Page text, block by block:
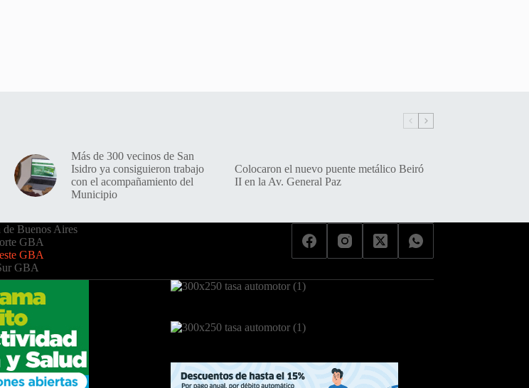
Más de 300 vecinos de San
Isidro ya consiguieron trabajo
con el acompañamiento del
Municipio
Colocaron el nuevo puente metálico Beiró
II en la Av. General Paz
de Buenos Aires
GBA
GBA
GBA